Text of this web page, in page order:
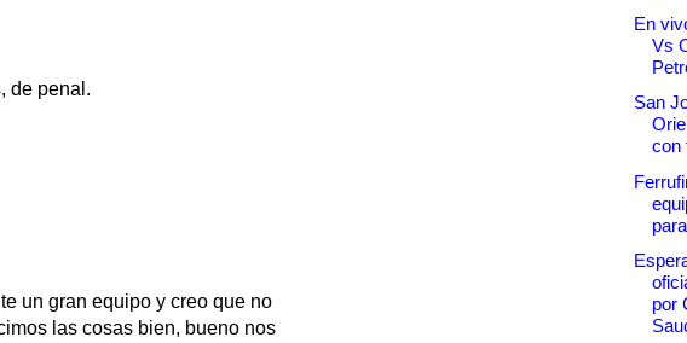
de penal.
un gran equipo y creo que no
las cosas bien, bueno nos
En
Vs
San
con
por